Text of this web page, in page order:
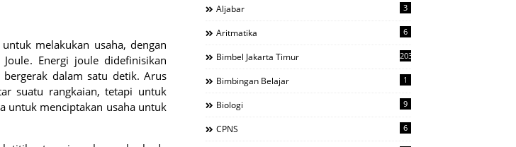
melakukan usaha, dengan
Energi joule didefinisikan
dalam satu detik. Arus
suatu rangkaian, tetapi untuk
untuk menciptakan usaha untuk
Aljabar 3
Aritmatika 6
Bimbel Jakarta Timur 203
Bimbingan Belajar 1
Biologi 9
CPNS 6